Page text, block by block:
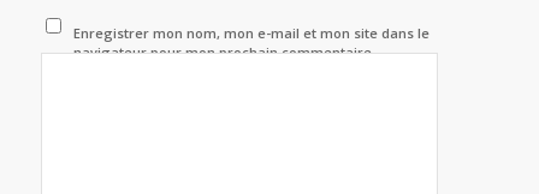
Enregistrer mon nom, mon e-mail et mon site dans le
navigateur pour mon prochain commentaire.